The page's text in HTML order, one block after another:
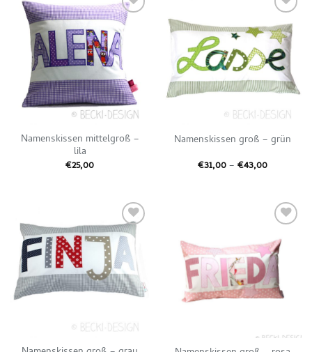
Auf die
Wunschliste
Namenskissen mittelgroß –
lila
€25,00
Auf die
Wunschliste
Namenskissen groß – grün
€31,00– €43,00
Auf die
Wunschliste Wunschliste